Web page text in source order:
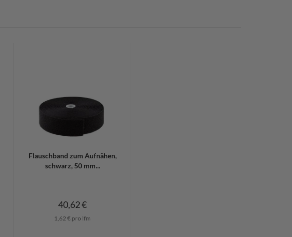
Flauschband zum Aufnähen,
schwarz, 50 mm...
40,62 €
1,62 € pro lfm